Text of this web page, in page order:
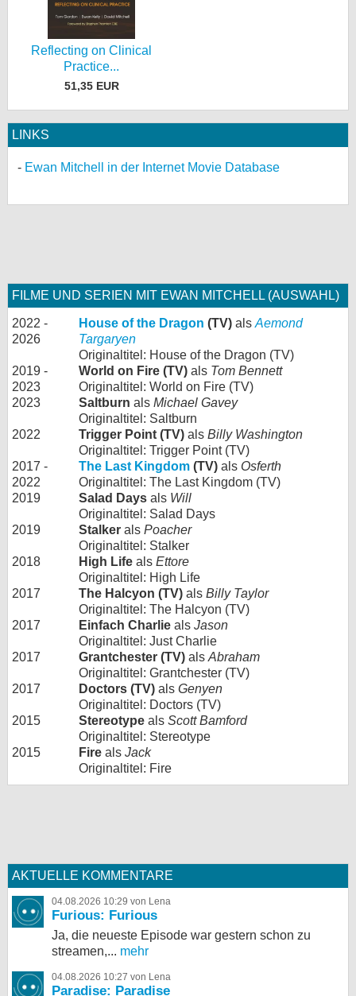
Reflecting on Clinical
Practice...
51,35 EUR
LINKS
Ewan Mitchell in der Internet Movie Database
FILME UND SERIEN MIT EWAN MITCHELL (AUSWAHL)
2022 -
2026
House of the Dragon (TV) als Aemond
Targaryen
Originaltitel: House of the Dragon (TV)
2019 -
2023
World on Fire (TV) als Tom Bennett
Originaltitel: World on Fire (TV)
2023
Saltburn als Michael Gavey
Originaltitel: Saltburn
2022
Trigger Point (TV) als Billy Washington
Originaltitel: Trigger Point (TV)
2017 -
2022
The Last Kingdom (TV) als Osferth
Originaltitel: The Last Kingdom (TV)
2019
Salad Days als Will
Originaltitel: Salad Days
2019
Stalker als Poacher
Originaltitel: Stalker
2018
High Life als Ettore
Originaltitel: High Life
2017
The Halcyon (TV) als Billy Taylor
Originaltitel: The Halcyon (TV)
2017
Einfach Charlie als Jason
Originaltitel: Just Charlie
2017
Grantchester (TV) als Abraham
Originaltitel: Grantchester (TV)
2017
Doctors (TV) als Genyen
Originaltitel: Doctors (TV)
2015
Stereotype als Scott Bamford
Originaltitel: Stereotype
2015
Fire als Jack
Originaltitel: Fire
AKTUELLE KOMMENTARE
04.08.2026 10:29 von Lena
Furious: Furious
Ja, die neueste Episode war gestern schon zu
streamen,... mehr
04.08.2026 10:27 von Lena
Paradise: Paradise